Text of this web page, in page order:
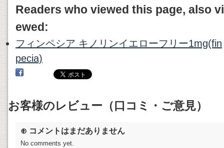
Readers who viewed this page, also vi
ewed:
フィンペシア キノリンイエローフリー1mg(fin
pecia)
お客様のレビュー（口コミ・ご意見）
⊕ コメントはまだありません
No comments yet.